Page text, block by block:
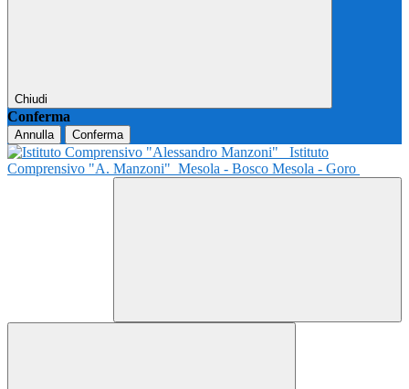
Chiudi
Conferma
Annulla Conferma
Istituto
Comprensivo "A. Manzoni" Mesola - Bosco Mesola - Goro